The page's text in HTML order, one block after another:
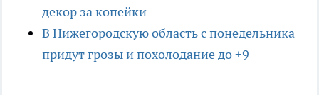
декор за копейки
В Нижегородскую область с понедельника
придут грозы и похолодание до +9